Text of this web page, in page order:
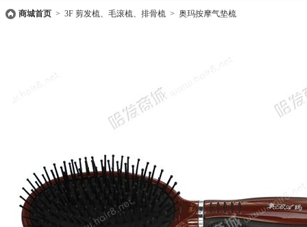
商城首页 > 3F 剪发梳、毛滚梳、排骨梳 > 奥玛按摩气垫梳